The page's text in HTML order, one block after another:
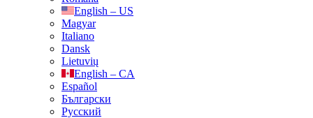
English – US
Magyar
Italiano
Dansk
Lietuvių
English – CA
Español
Български
Русский